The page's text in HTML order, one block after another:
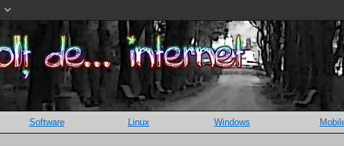
Software Linux Windows